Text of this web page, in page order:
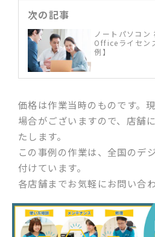
次の記事
ノートパソコン
Officeライセン
例】
価格は作業当時のものです。
場合がございますので、店舗
たします。
この事例の作業は、全国のデ
付けています。
各店舗までお気軽にお問い合